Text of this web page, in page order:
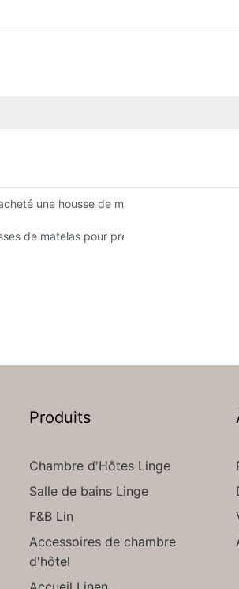
une housse de matelas aujourd'hui
de matelas pour prévenir les punaises
Produits
Chambre d'Hôtes Linge
Salle de bains Linge
F&B Lin
Accessoires de chambre
d'hôtel